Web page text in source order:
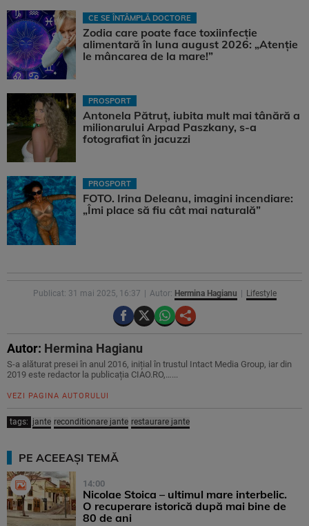
CE SE ÎNTÂMPLĂ DOCTORE
Zodia care poate face toxiinfecție
alimentară în luna august 2026: „Atenție
le mâncarea de la mare!”
PROSPORT
Antonela Pătruț, iubita mult mai tânără a
milionarului Arpad Paszkany, s-a
fotografiat în jacuzzi
PROSPORT
FOTO. Irina Deleanu, imagini incendiare:
„Îmi place să fiu cât mai naturală”
Publicat: 31 mai 2025, 16:37 Autor: Hermina Hagianu Lifestyle
Autor: Hermina Hagianu
S-a alăturat presei în anul 2016, inițial în trustul Intact Media Group, iar din
2019 este redactor la publicația CIAO.RO,…...
VEZI PAGINA AUTORULUI
tags: jante reconditionare jante restaurare jante
PE ACEEAȘI TEMĂ
14:00
Nicolae Stoica – ultimul mare interbelic.
O recuperare istorică după mai bine de
80 de ani